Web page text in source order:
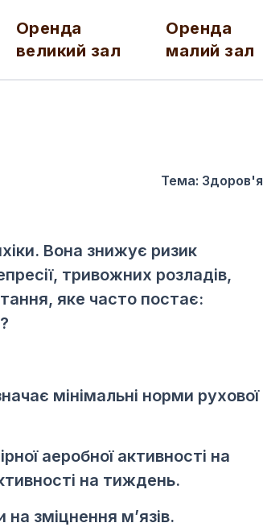
Оренда
великий зал
Оренда
малий зал
Тема: Здоров'я
Вона знижує ризик
тривожних розладів,
яке часто постає:
мінімальні норми рухової
аеробної активності на
на тиждень.
зміцнення м’язів.